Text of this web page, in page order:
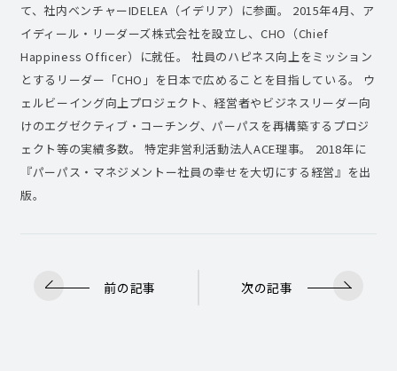
て、社内ベンチャーIDELEA（イデリア）に参画。 2015年4月、ア
イディール・リーダーズ株式会社を設立し、CHO（Chief
Happiness Officer）に就任。 社員のハピネス向上をミッション
とするリーダー「CHO」を日本で広めることを目指している。 ウ
ェルビーイング向上プロジェクト、経営者やビジネスリーダー向
けのエグゼクティブ・コーチング、パーパスを再構築するプロジ
ェクト等の実績多数。 特定非営利活動法人ACE理事。 2018年に
『パーパス・マネジメントー社員の幸せを大切にする経営』を出
版。
前の記事 次の記事